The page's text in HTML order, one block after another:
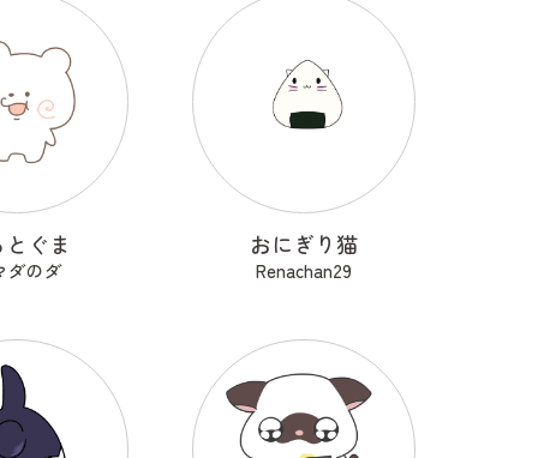
ぐま
ダのダ
おにぎり猫
Renachan29